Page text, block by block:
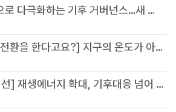
[ESG경제] EU·中으로 다극화하는 기후 거버넌스…새 기회의 창 열린다 (정영주 연구원)
[민중의소리] [녹색전환을 한다고요?] 지구의 온도가 아니라 삶의 질을 높이는 기후정책이 필요하다 (배보람 부소장)
[ESG경제] [전환시선] 재생에너지 확대, 기후대응 넘어 '에너지 안보'로 접근해야 (오선아 연구원)